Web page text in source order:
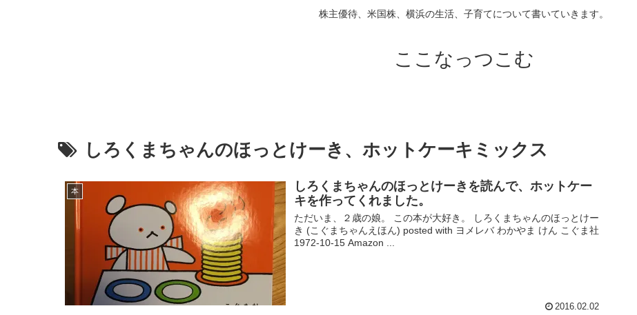
株主優待、米国株、横浜の生活、子育てについて書いていきます。
ここなっつこむ
しろくまちゃんのほっとけーき、ホットケーキミックス
本
しろくまちゃんのほっとけーきを読んで、ホットケー
キを作ってくれました。
ただいま、２歳の娘。 この本が大好き。 しろくまちゃんのほっとけー
き (こぐまちゃんえほん) posted with ヨメレバ わかやま けん こぐま社
1972-10-15 Amazon ...
2016.02.02